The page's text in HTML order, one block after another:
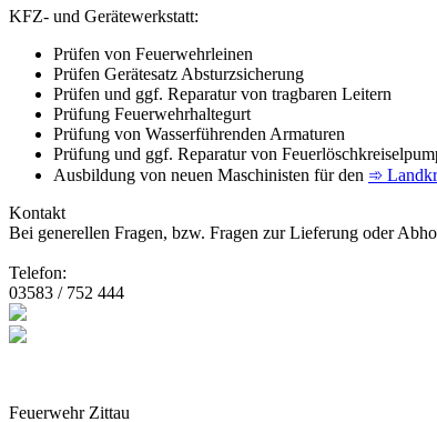
KFZ- und Gerätewerkstatt:
Prüfen von Feuerwehrleinen
Prüfen Gerätesatz Absturzsicherung
Prüfen und ggf. Reparatur von tragbaren Leitern
Prüfung Feuerwehrhaltegurt
Prüfung von Wasserführenden Armaturen
Prüfung und ggf. Reparatur von
Ausbildung von neuen Maschinisten für den ➾
Kontakt
Bei generellen Fragen, bzw. Fragen zur Lieferung oder
Telefon:
03583 / 752 444
Feuerwehr Zittau